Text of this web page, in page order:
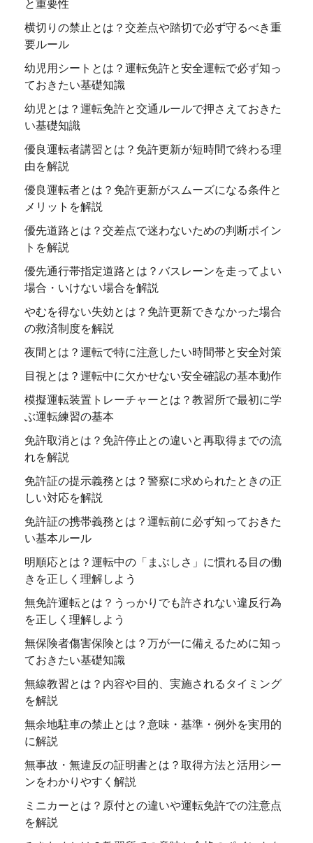
と重要性
横切りの禁止とは？交差点や踏切で必ず守るべき重
要ルール
幼児用シートとは？運転免許と安全運転で必ず知っ
ておきたい基礎知識
幼児とは？運転免許と交通ルールで押さえておきた
い基礎知識
優良運転者講習とは？免許更新が短時間で終わる理
由を解説
優良運転者とは？免許更新がスムーズになる条件と
メリットを解説
優先道路とは？交差点で迷わないための判断ポイン
トを解説
優先通行帯指定道路とは？バスレーンを走ってよい
場合・いけない場合を解説
やむを得ない失効とは？免許更新できなかった場合
の救済制度を解説
夜間とは？運転で特に注意したい時間帯と安全対策
目視とは？運転中に欠かせない安全確認の基本動作
模擬運転装置トレーチャーとは？教習所で最初に学
ぶ運転練習の基本
免許取消とは？免許停止との違いと再取得までの流
れを解説
免許証の提示義務とは？警察に求められたときの正
しい対応を解説
免許証の携帯義務とは？運転前に必ず知っておきた
い基本ルール
明順応とは？運転中の「まぶしさ」に慣れる目の働
きを正しく理解しよう
無免許運転とは？うっかりでも許されない違反行為
を正しく理解しよう
無保険者傷害保険とは？万が一に備えるために知っ
ておきたい基礎知識
無線教習とは？内容や目的、実施されるタイミング
を解説
無余地駐車の禁止とは？意味・基準・例外を実用的
に解説
無事故・無違反の証明書とは？取得方法と活用シー
ンをわかりやすく解説
ミニカーとは？原付との違いや運転免許での注意点
を解説